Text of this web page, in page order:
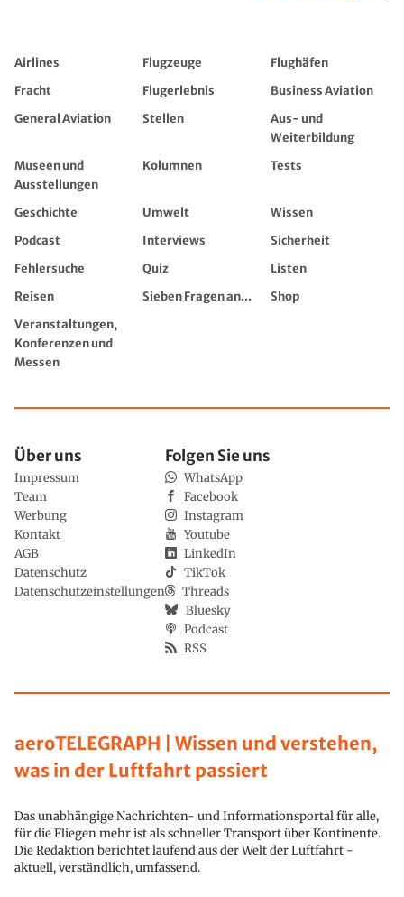
Airlines Flugzeuge
Flughäfen
Fracht
Flugerlebnis
Business Aviation
General Aviation
Stellen
Aus- und
Weiterbildung
Museen und
Ausstellungen
Kolumnen Tests
Geschichte Umwelt
Wissen
Podcast
Interviews
Sicherheit
Fehlersuche
Quiz
Listen
Reisen
Sieben Fragen an...
Shop
Veranstaltungen,
Konferenzen und
Messen
aeroTELEGRAPH | Wissen und verstehen,
was in der Luftfahrt passiert
Das unabhängige Nachrichten- und Informationsportal für alle,
für die Fliegen mehr ist als schneller Transport über Kontinente.
Die Redaktion berichtet laufend aus der Welt der Luftfahrt -
aktuell, verständlich, umfassend.
Über uns
Impressum
Team
Werbung
Kontakt
AGB
Datenschutz
Datenschutzeinstellungen
Folgen Sie uns
WhatsApp
Facebook
Instagram
Youtube
LinkedIn
TikTok
Threads
Bluesky
Podcast
RSS